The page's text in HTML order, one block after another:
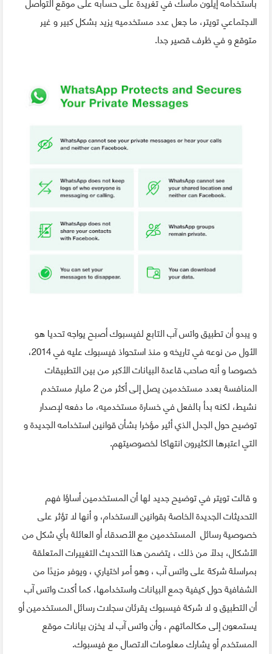
الاجتماعي تويتر، ما جعل عدد مستخدميه يزيد بشكل كبير و غير
متوقع و في ظرف قصير جدا.
و يبدو أن تطبيق واتس آب التابع لفيسبوك أصبح يواجه تحديا هو
الأول من نوعه في تاريخه و منذ استحواذ فيسبوك عليه في 2014،
خصوصا و أنه صاحب قاعدة البيانات الأكبر من بين التطبيقات
المنافسة بعدد مستخدمين يصل إلى أكثر من 2 مليار مستخدم
نشيط، لكنه بدأ بالفعل في خسارة مستخدميه، ما دفعه لإصدار
توضيح حول الجدل الذي أثير مؤخرا بشأن قوانين استخدامه الجديدة و
التي اعتبرها الكثيرون انتهاكا لخصوصيتهم.
و قالت تويتر في توضيح جديد لها أن المستخدمين أساؤا فهم
التحديثات الجديدة الخاصة بقوانين الاستخدام، و أنها لا تؤثر على
خصوصية رسائل المستخدمين مع الأصدقاء أو العائلة بأي شكل من
الأشكال، بدلاً من ذلك ، يتضمن هذا التحديث التغييرات المتعلقة
بمراسلة شركة على واتس آب ، وهو أمر اختياري ، ويوفر مزيدًا من
الشفافية حول كيفية جمع البيانات واستخدامها، كما أكدت واتس آب
أن التطبيق و لا شركة فيسبوك يقرئان سجلات رسائل المستخدمين أو
يستمعون إلى مكالماتهم ، وأن واتس آب لا يخزن بيانات موقع
المستخدم أو يشارك معلومات الاتصال مع فيسبوك.